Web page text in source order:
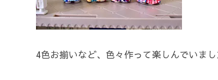
4色お揃いなど、色々作って楽しんでいま